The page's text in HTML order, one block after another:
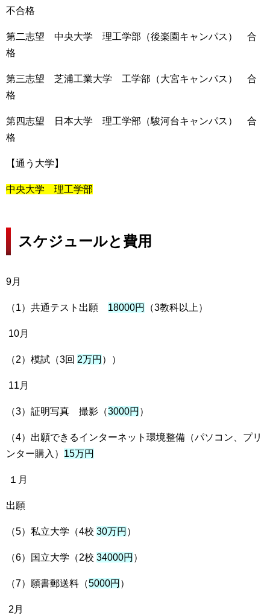
不合格
第二志望 中央大学 理工学部（後楽園キャンパス） 合
格
第三志望 芝浦工業大学 工学部（大宮キャンパス） 合
格
第四志望 日本大学 理工学部（駿河台キャンパス） 合
格
【通う大学】
中央大学 理工学部
スケジュールと費用
9月
（1）共通テスト出願 18000円 （3教科以上）
10月
（2）模試（3回 2万円 ））
11月
（3）証明写真 撮影（3000円 ）
（4）出願できるインターネット環境整備（パソコン、プリ
ンター購入） 15万円
１月
出願
（5）私立大学（4校 30万円 ）
（6）国立大学（2校 34000円 ）
（7）願書郵送料（5000円 ）
2月